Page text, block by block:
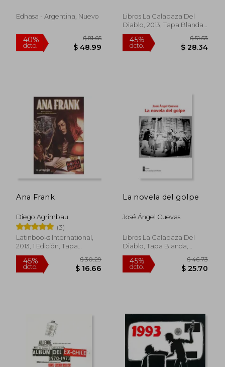
Edhasa - Argentina, Nuevo
40%
dcto. $ 48.99
Libros La Calabaza Del
Diablo, 2013, Tapa Blanda,
Nuevo
45%
dcto.
Ana Frank
Diego Agrimbau
(3)
Latinbooks International,
2013, 1 Edición, Tapa
Blanda, Nuevo
La novela del golpe
José Ángel Cuevas
Libros La Calabaza Del
Diablo, Tapa Blanda,
Nuevo